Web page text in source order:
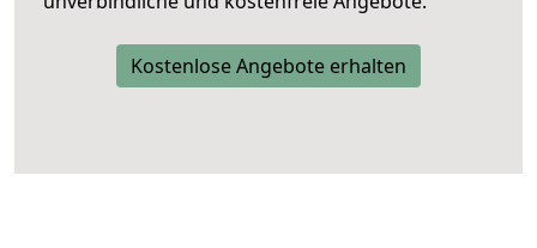
Kostenlose Angebote erhalten